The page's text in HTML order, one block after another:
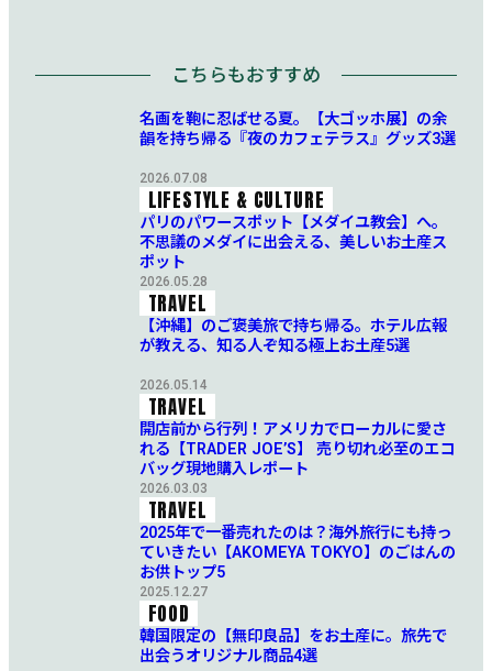
こちらもおすすめ
名画を鞄に忍ばせる夏。【大ゴッホ展】の余
韻を持ち帰る『夜のカフェテラス』グッズ3選
2026.07.08
LIFESTYLE & CULTURE
パリのパワースポット【メダイユ教会】へ。
不思議のメダイに出会える、美しいお土産ス
ポット
2026.05.28
TRAVEL
【沖縄】のご褒美旅で持ち帰る。ホテル広報
が教える、知る人ぞ知る極上お土産5選
2026.05.14
TRAVEL
開店前から行列！アメリカでローカルに愛さ
れる【TRADER JOE’S】 売り切れ必至のエコ
バッグ現地購入レポート
2026.03.03
TRAVEL
2025年で一番売れたのは？海外旅行にも持っ
ていきたい【AKOMEYA TOKYO】のごはんの
お供トップ5
2025.12.27
FOOD
韓国限定の【無印良品】をお土産に。旅先で
出会うオリジナル商品4選